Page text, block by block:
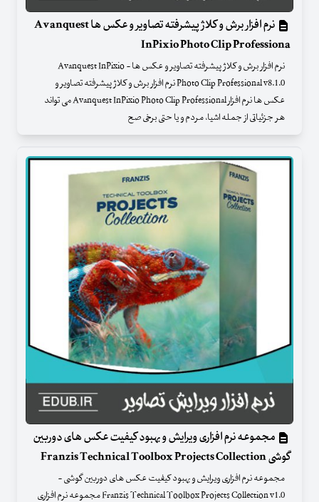
نرم افزار برش و کلاژ پیشرفته تصاویر و عکس ها Avanquest
InPixio Photo Clip Professiona
نرم افزار برش و کلاژ پیشرفته تصاویر و عکس ها - Avanquest InPixio
Photo Clip Professional v8.1.0 نرم افزار برش و کلاژ پیشرفته تصاویر و
عکس ها نرم افزار Avanquest InPixio Photo Clip Professional می تواند
هر جزئیاتی از جمله اشیا، مردم و یا حتی برخی صح
مجموعه نرم افزاری ویرایش و بهبود کیفیت عکس های دوربین
گوشی Franzis Technical Toolbox Projects Collection
مجموعه نرم افزاری ویرایش و بهبود کیفیت عکس های دوربین گوشی -
Franzis Technical Toolbox Projects Collection v1.0 مجموعه نرم افزاری